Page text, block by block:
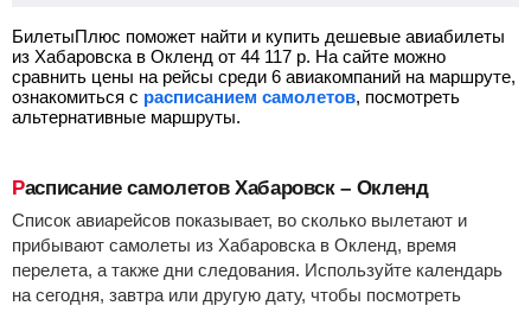
БилетыПлюс поможет найти и купить дешевые авиабилеты
из Хабаровска в Окленд от 44 117 р. На сайте можно
сравнить цены на рейсы среди 6 авиакомпаний на маршруте,
ознакомиться с расписанием самолетов, посмотреть
альтернативные маршруты.
Расписание самолетов Хабаровск – Окленд
Список авиарейсов показывает, во сколько вылетают и
прибывают самолеты из Хабаровска в Окленд, время
перелета, а также дни следования. Используйте календарь
на сегодня, завтра или другую дату, чтобы посмотреть